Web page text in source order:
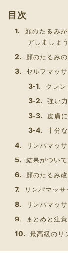
目次
顔のたるみ
アしましょう
顔のたるみ
セルフマッ
クレ
強い
皮膚
十分
リンパマッ
結果がつい
顔のたるみ
リンパマッ
リンパマッ
まとめと注
最高級のリ